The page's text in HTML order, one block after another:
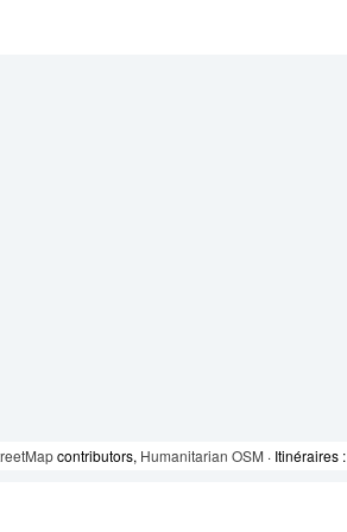
contributors, Humanitarian OSM · Itinéraires :